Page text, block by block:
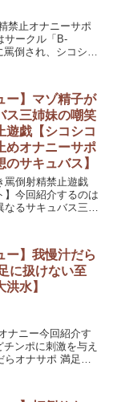
禁止オナニーサポ
サークル「B-
罵倒され、シコシコ
ー】マゾ精子が
ス三姉妹の嘲笑
遊戯【シコシコ
めオナニーサポ
サキュバス】
罵倒射精禁止遊戯
】今回紹介するのは
なるサキュバス三姉
ー】我慢汁だら
に扱けない至
水】
ナニー今回紹介す
ンポに刺激を与え
オナサポ 満足に